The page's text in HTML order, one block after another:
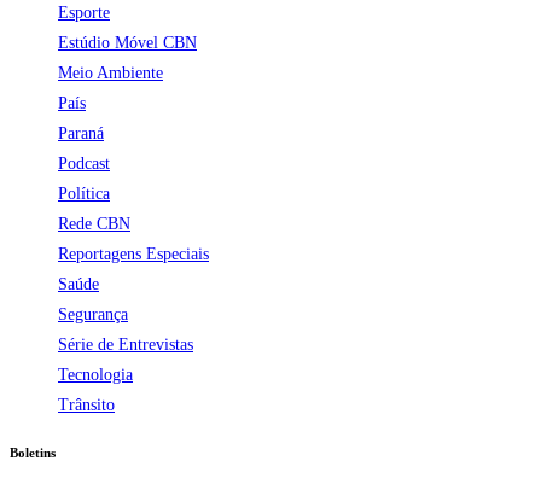
Esporte
Estúdio Móvel CBN
Meio Ambiente
País
Paraná
Podcast
Política
Rede CBN
Reportagens Especiais
Saúde
Segurança
Série de Entrevistas
Tecnologia
Trânsito
Boletins